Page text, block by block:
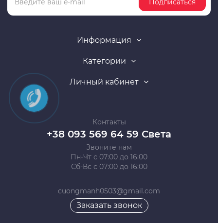
Подписаться
Информация
Категории
Личный кабинет
Контакты
+38 093 569 64 59 Света
Звоните нам
Пн-Чт с 07:00 до 16:00
Сб-Вс с 07:00 до 16:00
cuongmanh0503@gmail.com
Заказать звонок